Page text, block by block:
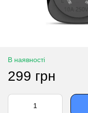
В наявності
299 грн